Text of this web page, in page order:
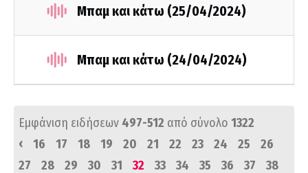
Μπαμ και κάτω (25/04/2024)
Μπαμ και κάτω (24/04/2024)
Εμφάνιση ειδήσεων 497-512 από σύνολο 1322
‹
16 17 18 19 20 21 22 23 24 25
26
27
28 29 30 31 32 33 34 35 36 37
38